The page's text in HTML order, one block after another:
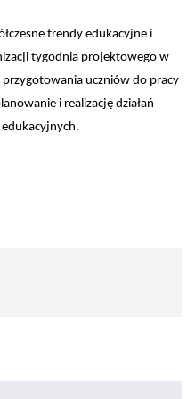
trendy edukacyjne i
tygodnia projektowego w
uczniów do pracy
i realizację działań